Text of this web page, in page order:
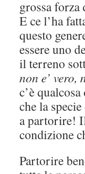
grossa forza
E ce l’ha
questo
essere uno
il terreno
non e’
c’è
che la
a partorire!
condizione
Partorire